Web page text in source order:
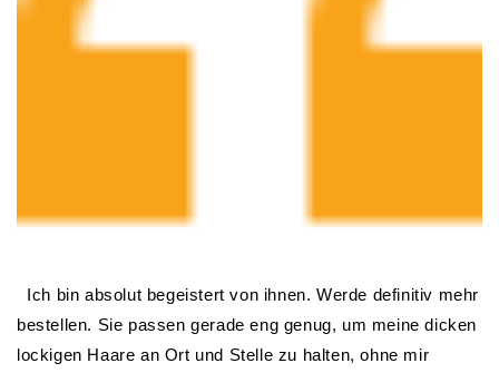
Ich bin absolut begeistert von ihnen. Werde definitiv mehr
bestellen. Sie passen gerade eng genug, um meine dicken
lockigen Haare an Ort und Stelle zu halten, ohne mir